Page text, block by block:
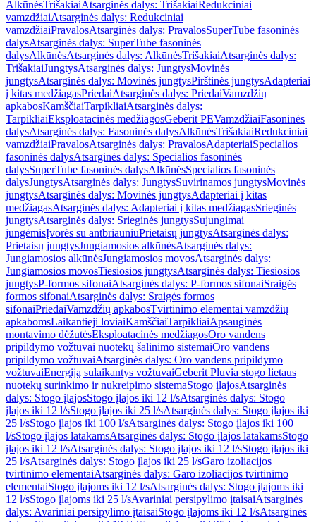
AlkūnėsTrišakiaiAtsarginės dalys: TrišakiaiRedukciniai
vamzdžiaiAtsarginės dalys: Redukciniai
vamzdžiaiPravalosAtsarginės dalys: PravalosSuperTube fasoninės
dalysAtsarginės dalys: SuperTube fasoninės
dalysAlkūnėsAtsarginės dalys: AlkūnėsTrišakiaiAtsarginės dalys:
TrišakiaiJungtysAtsarginės dalys: JungtysMovinės
jungtysAtsarginės dalys: Movinės jungtysPirštinės jungtysAdapteriai
į kitas medžiagasPriedaiAtsarginės dalys: PriedaiVamzdžių
apkabosKamščiaiTarpikliaiAtsarginės dalys:
TarpikliaiEksploatacinės medžiagosGeberit PEVamzdžiaiFasoninės
dalysAtsarginės dalys: Fasoninės dalysAlkūnėsTrišakiaiRedukciniai
vamzdžiaiPravalosAtsarginės dalys: PravalosAdapteriaiSpecialios
fasoninės dalysAtsarginės dalys: Specialios fasoninės
dalysSuperTube fasoninės dalysAlkūnėsSpecialios fasoninės
dalysJungtysAtsarginės dalys: JungtysSuvirinamos jungtysMovinės
jungtysAtsarginės dalys: Movinės jungtysAdapteriai į kitas
medžiagasAtsarginės dalys: Adapteriai į kitas medžiagasSrieginės
jungtysAtsarginės dalys: Srieginės jungtysSujungimai
jungėmisĮvorės su antbriauniuPrietaisų jungtysAtsarginės dalys:
Prietaisų jungtysJungiamosios alkūnėsAtsarginės dalys:
Jungiamosios alkūnėsJungiamosios movosAtsarginės dalys:
Jungiamosios movosTiesiosios jungtysAtsarginės dalys: Tiesiosios
jungtysP-formos sifonaiAtsarginės dalys: P-formos sifonaiSraigės
formos sifonaiAtsarginės dalys: Sraigės formos
sifonaiPriedaiVamzdžių apkabosTvirtinimo elementai vamzdžių
apkabomsLaikantieji loviaiKamščiaiTarpikliaiApsauginės
montavimo dėžutėsEksploatacinės medžiagosOro vandens
pripildymo vožtuvai nuotekų šalinimo sistemaiOro vandens
pripildymo vožtuvaiAtsarginės dalys: Oro vandens pripildymo
vožtuvaiEnergiją sulaikantys vožtuvaiGeberit Pluvia stogo lietaus
nuotekų surinkimo ir nukreipimo sistemaStogo įlajosAtsarginės
dalys: Stogo įlajosStogo įlajos iki 12 l/sAtsarginės dalys: Stogo
įlajos iki 12 l/sStogo įlajos iki 25 l/sAtsarginės dalys: Stogo įlajos iki
25 l/sStogo įlajos iki 100 l/sAtsarginės dalys: Stogo įlajos iki 100
l/sStogo įlajos latakamsAtsarginės dalys: Stogo įlajos latakamsStogo
įlajos iki 12 l/sAtsarginės dalys: Stogo įlajos iki 12 l/sStogo įlajos iki
25 l/sAtsarginės dalys: Stogo įlajos iki 25 l/sGaro izoliacijos
tvirtinimo elementaiAtsarginės dalys: Garo izoliacijos tvirtinimo
elementaiStogo įlajoms iki 12 l/sAtsarginės dalys: Stogo įlajoms iki
12 l/sStogo įlajoms iki 25 l/sAvariniai persipylimo įtaisaiAtsarginės
dalys: Avariniai persipylimo įtaisaiStogo įlajoms iki 12 l/sAtsarginės